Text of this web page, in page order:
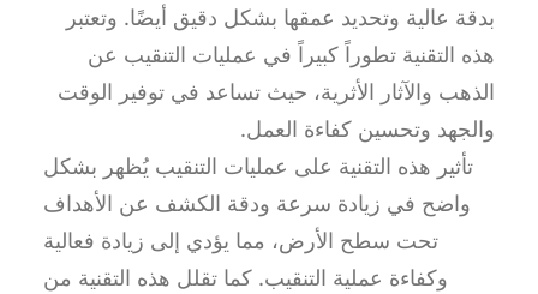
بدقة عالية وتحديد عمقها بشكل دقيق أيضًا. وتعتبر
هذه التقنية تطوراً كبيراً في عمليات التنقيب عن
الذهب والآثار الأثرية، حيث تساعد في توفير الوقت
والجهد وتحسين كفاءة العمل.
تأثير هذه التقنية على عمليات التنقيب يُظهر بشكل
واضح في زيادة سرعة ودقة الكشف عن الأهداف
تحت سطح الأرض، مما يؤدي إلى زيادة فعالية
وكفاءة عملية التنقيب. كما تقلل هذه التقنية من